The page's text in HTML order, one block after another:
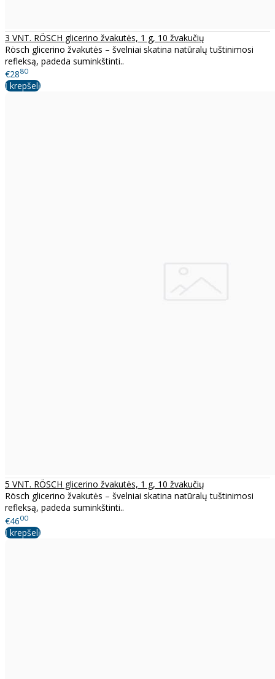
3 VNT. RÖSCH glicerino žvakutės, 1 g, 10 žvakučių
Rösch glicerino žvakutės – švelniai skatina natūralų tuštinimosi
refleksą, padeda suminkštinti..
€2880
Į krepšelį
5 VNT. RÖSCH glicerino žvakutės, 1 g, 10 žvakučių
Rösch glicerino žvakutės – švelniai skatina natūralų tuštinimosi
refleksą, padeda suminkštinti..
€4600
Į krepšelį